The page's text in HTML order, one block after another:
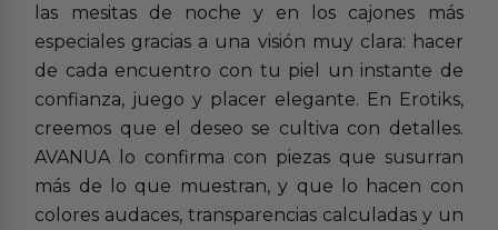
las mesitas de noche y en los cajones más
especiales gracias a una visión muy clara: hacer
de cada encuentro con tu piel un instante de
confianza, juego y placer elegante. En Erotiks,
creemos que el deseo se cultiva con detalles.
AVANUA lo confirma con piezas que susurran
más de lo que muestran, y que lo hacen con
colores audaces, transparencias calculadas y un